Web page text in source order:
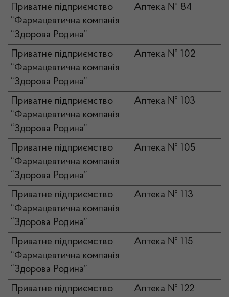
Приватне підприємство
“Фармацевтична компанія
“Здорова Родина”
Аптека № 84
Приватне підприємство
“Фармацевтична компанія
“Здорова Родина”
Аптека № 102
Приватне підприємство
“Фармацевтична компанія
“Здорова Родина”
Аптека № 103
Приватне підприємство
“Фармацевтична компанія
“Здорова Родина”
Аптека № 105
Приватне підприємство
“Фармацевтична компанія
“Здорова Родина”
Аптека № 113
Приватне підприємство
“Фармацевтична компанія
“Здорова Родина”
Аптека № 115
Приватне підприємство
Аптека № 122